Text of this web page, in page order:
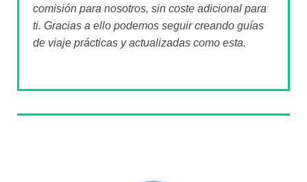
comisión para nosotros, sin coste adicional para
ti. Gracias a ello podemos seguir creando guías
de viaje prácticas y actualizadas como esta.